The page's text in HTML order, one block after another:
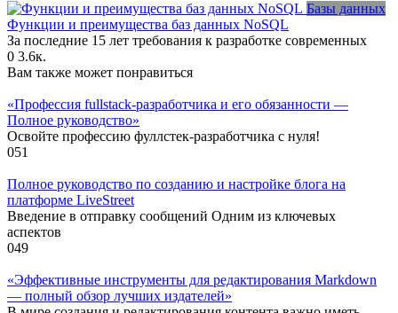
Базы данных
Функции и преимущества баз данных NoSQL
За последние 15 лет требования к разработке современных
0 3.6к.
Вам также может понравиться
«Профессия fullstack-разработчика и его обязанности —
Полное руководство»
Освойте профессию фуллстек-разработчика с нуля!
051
Полное руководство по созданию и настройке блога на
платформе LiveStreet
Введение в отправку сообщений Одним из ключевых
аспектов
049
«Эффективные инструменты для редактирования Markdown
— полный обзор лучших издателей»